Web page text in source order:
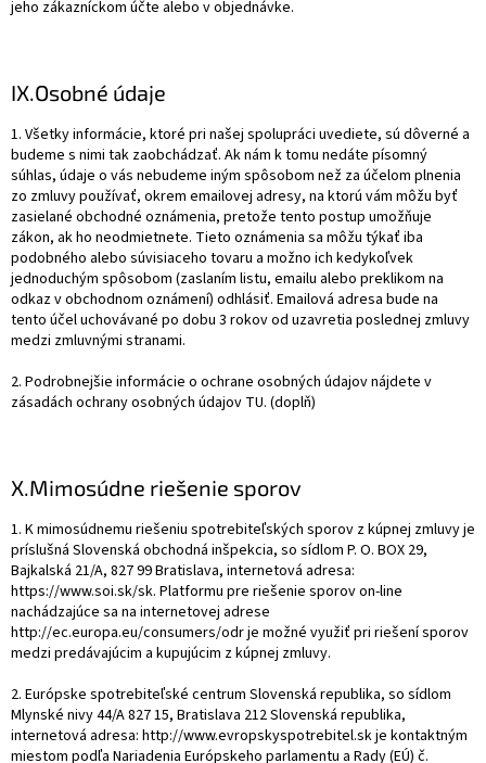
jeho zákazníckom účte alebo v objednávke.
IX.Osobné údaje
1. Všetky informácie, ktoré pri našej spolupráci uvediete, sú dôverné a
budeme s nimi tak zaobchádzať. Ak nám k tomu nedáte písomný
súhlas, údaje o vás nebudeme iným spôsobom než za účelom plnenia
zo zmluvy používať, okrem emailovej adresy, na ktorú vám môžu byť
zasielané obchodné oznámenia, pretože tento postup umožňuje
zákon, ak ho neodmietnete. Tieto oznámenia sa môžu týkať iba
podobného alebo súvisiaceho tovaru a možno ich kedykoľvek
jednoduchým spôsobom (zaslaním listu, emailu alebo preklikom na
odkaz v obchodnom oznámení) odhlásiť. Emailová adresa bude na
tento účel uchovávané po dobu 3 rokov od uzavretia poslednej zmluvy
medzi zmluvnými stranami.
2. Podrobnejšie informácie o ochrane osobných údajov nájdete v
zásadách ochrany osobných údajov TU. (doplň)
X.Mimosúdne riešenie sporov
1. K mimosúdnemu riešeniu spotrebiteľských sporov z kúpnej zmluvy je
príslušná Slovenská obchodná inšpekcia, so sídlom P. O. BOX 29,
Bajkalská 21/A, 827 99 Bratislava, internetová adresa:
https://www.soi.sk/sk. Platformu pre riešenie sporov on-line
nachádzajúce sa na internetovej adrese
http://ec.europa.eu/consumers/odr je možné využiť pri riešení sporov
medzi predávajúcim a kupujúcim z kúpnej zmluvy.
2. Európske spotrebiteľské centrum Slovenská republika, so sídlom
Mlynské nivy 44/A 827 15, Bratislava 212 Slovenská republika,
internetová adresa: http://www.evropskyspotrebitel.sk je kontaktným
miestom podľa Nariadenia Európskeho parlamentu a Rady (EÚ) č.